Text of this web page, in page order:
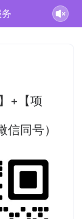
+【项
同号）